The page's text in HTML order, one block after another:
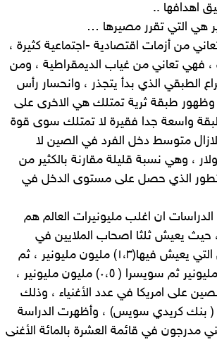
اهدافها ..
هي التي تقرر مصيرها …
من أزمات اقتصادية -اجتماعية كثيرة ،
فهي تعاني من غياب الديمقراطية ، ومن
الطبقي الذي بدأ يتجذر ، وانحسار رأس
وظهور طبقة ثرية تمتلك هي الاخرى على
واسعة جدا فقيرة لا تمتلك سوى قوة
متوسط دخل الفرد في الصين لا
(٥) الف دولار ، وهي نسبة قليلة مقارنة بالكثير من
الذي حصل على مستوى الدخل في
ان اغلب مليونيرات العالم هم
حيث يعيش ثلثا اصحاب الملايين في
امريكا وتليها الصين التي يعيش فيها(١،٣) مليون مليونير ، ثم
اليابان (١،١) مليون مليونير ثم سويسرا ( ٠،٥) مليون مليونير ،
على امريكا في عدد الأغنياء ، وذلك
بنك كريدي سويس) ، وأظهرت الدراسة
صيني مدرجون في قائمة العشرة بالمائة الأغنى